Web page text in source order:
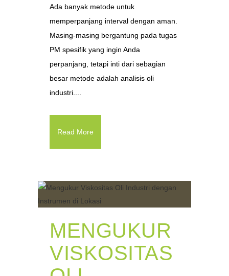
Ada banyak metode untuk
memperpanjang interval dengan aman.
Masing-masing bergantung pada tugas
PM spesifik yang ingin Anda
perpanjang, tetapi inti dari sebagian
besar metode adalah analisis oli
industri....
Read More
MENGUKUR
VISKOSITAS